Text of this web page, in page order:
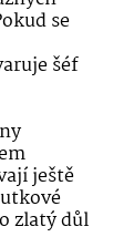
se
šéf
ještě
zlatý důl